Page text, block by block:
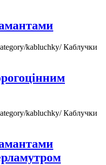
kabluchky/Каблучки
kabluchky/Каблучки